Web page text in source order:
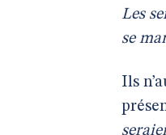
Les
se
Ils